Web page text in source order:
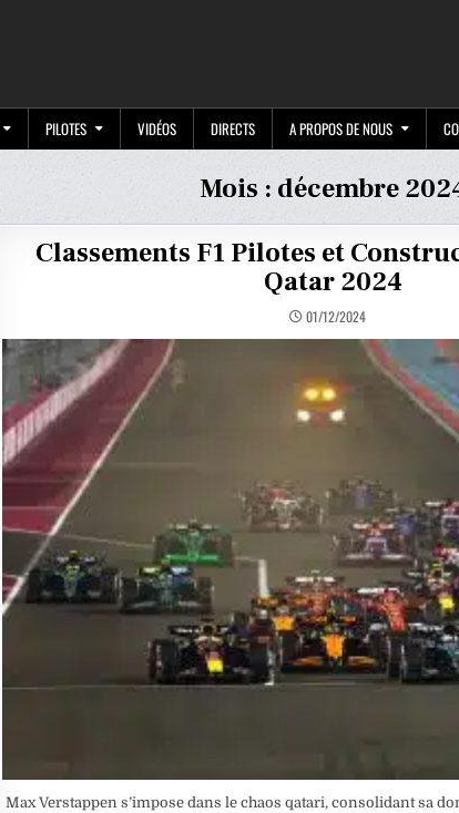
PILOTES VIDÉOS DIRECTS A PROPOS DE NOUS
Mois : décembre
Classements F1 Pilotes et
Qatar 2024
01/12/2024
Max Verstappen s’impose dans le chaos qatari, consolidant sa